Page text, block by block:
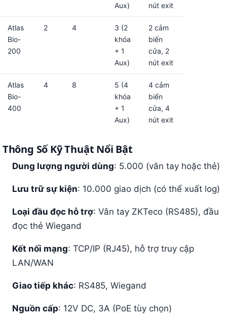
Aux)
nút exit
Atlas
Bio-
200
2 4
3 (2
khóa
+ 1
Aux)
2 cảm
biến
cửa, 2
nút exit
Atlas
Bio-
400
4 8
5 (4
khóa
+ 1
Aux)
4 cảm
biến
cửa, 4
nút exit
Thông Số Kỹ Thuật Nổi Bật
Dung lượng người dùng: 5.000 (vân tay hoặc thẻ)
Lưu trữ sự kiện: 10.000 giao dịch (có thể xuất log)
Loại đầu đọc hỗ trợ: Vân tay ZKTeco (RS485), đầu
đọc thẻ Wiegand
Kết nối mạng: TCP/IP (RJ45), hỗ trợ truy cập
LAN/WAN
Giao tiếp khác: RS485, Wiegand
Nguồn cấp: 12V DC, 3A (PoE tùy chọn)